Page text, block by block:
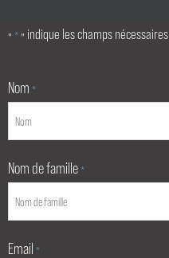
« * » indique les champs nécessaires
Nom *
Nom de famille *
Email *